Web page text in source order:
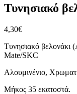
Τυνησιακό
4,30€
Τυνησιακό
Mate/SKC
Αλουμινένιο,
Μήκος 35 εκατοστά.